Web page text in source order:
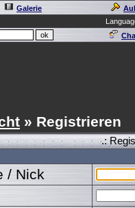
Galerie
» Registrieren
.:
/ Nick